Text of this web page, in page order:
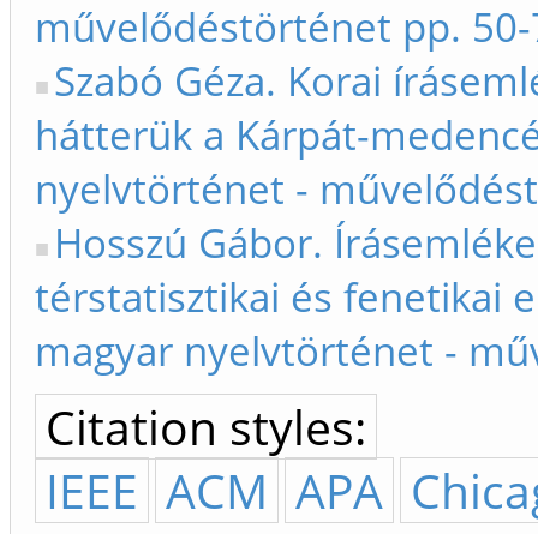
művelődéstörténet pp.
Szabó Géza. Korai
hátterük a Kárpát-
nyelvtörténet -
Hosszú Gábor.
térstatisztikai és fenetikai
magyar nyelvtörténet -
Citation styles:
IEEE ACM APA